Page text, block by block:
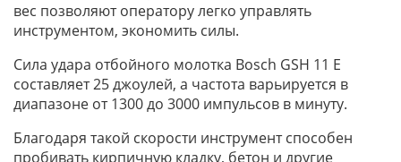
вес позволяют оператору легко управлять
инструментом, экономить силы.
Сила удара отбойного молотка Bosch GSH 11 E
составляет 25 джоулей, а частота варьируется в
диапазоне от 1300 до 3000 импульсов в минуту.
Благодаря такой скорости инструмент способен
пробивать кирпичную кладку, бетон и другие